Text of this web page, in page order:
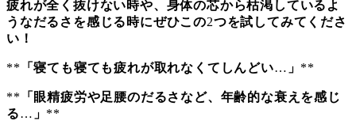
疲れが全く抜けない時や、身体の芯から枯渇しているよ
うなだるさを感じる時にぜひこの2つを試してみてくださ
い！
** 「寝ても寝ても疲れが取れなくてしんどい… 」 **
** 「眼精疲労や足腰のだるさなど、年齢的な衰えを感じ
る… 」 **